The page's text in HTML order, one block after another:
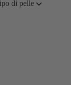
di pelle